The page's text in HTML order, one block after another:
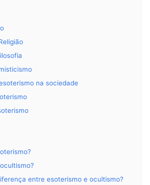
na sociedade
entre esoterismo e ocultismo?